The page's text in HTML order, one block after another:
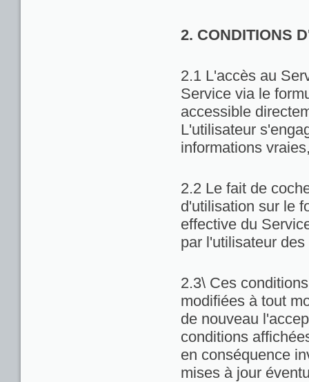
2. CONDITIONS
2.1 L'accès au
Service via le
accessible
L'utilisateur
informations
2.2 Le fait de
d'utilisation sur le
effective du
par l'utilisateur
2.3\ Ces
modifiées à tout
de nouveau
conditions
en conséquence
mises à jour